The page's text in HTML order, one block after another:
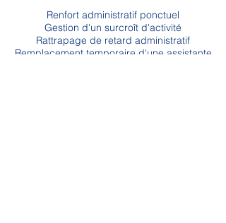
Renfort administratif ponctuel
Gestion d'un surcroît d'activité
Rattrapage de retard administratif
Remplacement temporaire d'une assistante